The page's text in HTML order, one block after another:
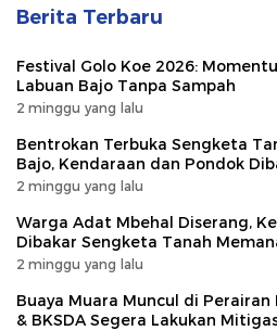
Berita Terbaru
Festival Golo Koe 2026:
Labuan Bajo Tanpa Sampah
2 minggu yang lalu
Bentrokan Terbuka Sengketa
Bajo, Kendaraan dan Pondok
2 minggu yang lalu
Warga Adat Mbehal Diserang,
Dibakar Sengketa Tanah
2 minggu yang lalu
Buaya Muara Muncul di Perairan
& BKSDA Segera Lakukan